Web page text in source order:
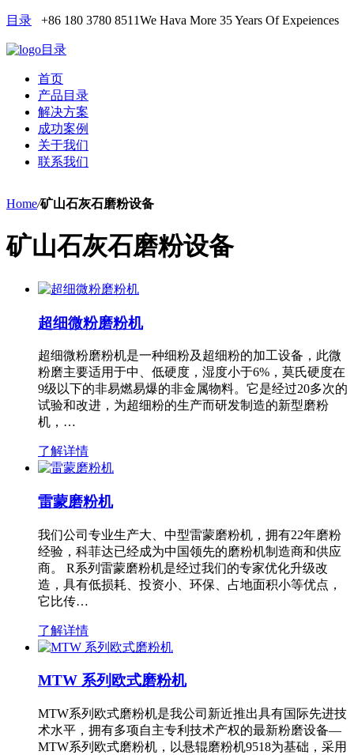
目录 +86 180 3780 8511We Hava More 35 Years Of Expeiences
目录
首页
产品目录
解决方案
成功案例
关于我们
联系我们
Home/矿山石灰石磨粉设备
矿山石灰石磨粉设备
超细微粉磨粉机
超细微粉磨粉机是一种细粉及超细粉的加工设备，此微
粉磨主要适用于中、低硬度，湿度小于6%，莫氏硬度在
9级以下的非易燃易爆的非金属物料。它是经过20多次的
试验和改进，为超细粉的生产而研发制造的新型磨粉
机，…
了解详情
雷蒙磨粉机
我们公司专业生产大、中型雷蒙磨粉机，拥有22年磨粉
经验，科菲达已经成为中国领先的磨粉机制造商和供应
商。 R系列雷蒙磨粉机是经过我们的专家优化升级改
造，具有低损耗、投资小、环保、占地面积小等优点，
它比传…
了解详情
MTW 系列欧式磨粉机
MTW系列欧式磨粉机是我公司新近推出具有国际先进技
术水平，拥有多项自主专利技术产权的最新粉磨设备—
MTW系列欧式磨粉机，以悬辊磨粉机9518为基础，采用